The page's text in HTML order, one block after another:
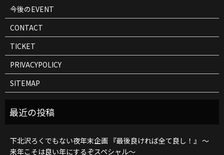
今後のEVENT
CONTACT
TICKET
PRIVACYPOLICY
SITEMAP
下北沢ろくでもない夜年末企画 『最後良ければ全て良し！』 ～
来年こそは良い年にするぞスペシャル～